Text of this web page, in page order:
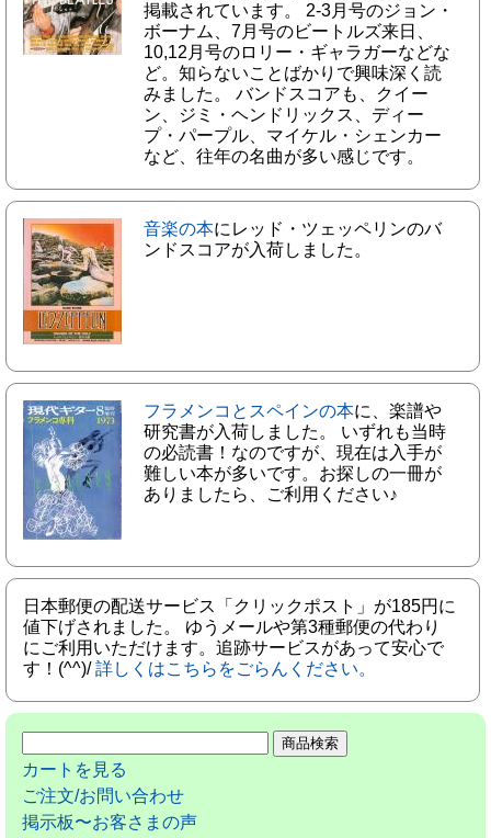
掲載されています。 2-3月号のジョン・
ボーナム、7月号のビートルズ来日、
10,12月号のロリー・ギャラガーなどな
ど。知らないことばかりで興味深く読
みました。 バンドスコアも、クイー
ン、ジミ・ヘンドリックス、ディー
プ・パープル、マイケル・シェンカー
など、往年の名曲が多い感じです。
音楽の本にレッド・ツェッペリンのバ
ンドスコアが入荷しました。
フラメンコとスペインの本に、楽譜や
研究書が入荷しました。 いずれも当時
の必読書！なのですが、現在は入手が
難しい本が多いです。お探しの一冊が
ありましたら、ご利用ください♪
日本郵便の配送サービス「クリックポスト」が185円に
値下げされました。 ゆうメールや第3種郵便の代わり
にご利用いただけます。追跡サービスがあって安心で
す！(^^)/詳しくはこちらをごらんください。
カートを見る
ご注文/お問い合わせ
掲示板〜お客さまの声